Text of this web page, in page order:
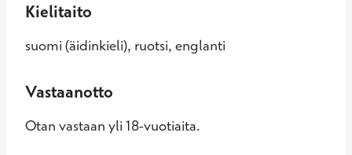
Kielitaito
suomi (äidinkieli), ruotsi, englanti
Vastaanotto
Otan vastaan yli 18-vuotiaita.